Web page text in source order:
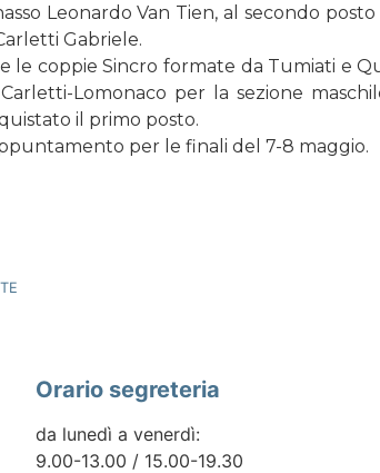
Leonardo Van Tien, al secondo
Gabriele.
le coppie Sincro formate da Tumiati e
Lomonaco per la sezione
il primo posto.
per le finali del 7-8 maggio.
Orario segreteria
da lunedì a venerdì:
9.00-13.00 / 15.00-19.30